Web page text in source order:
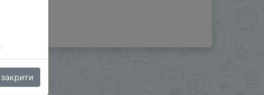
закрити